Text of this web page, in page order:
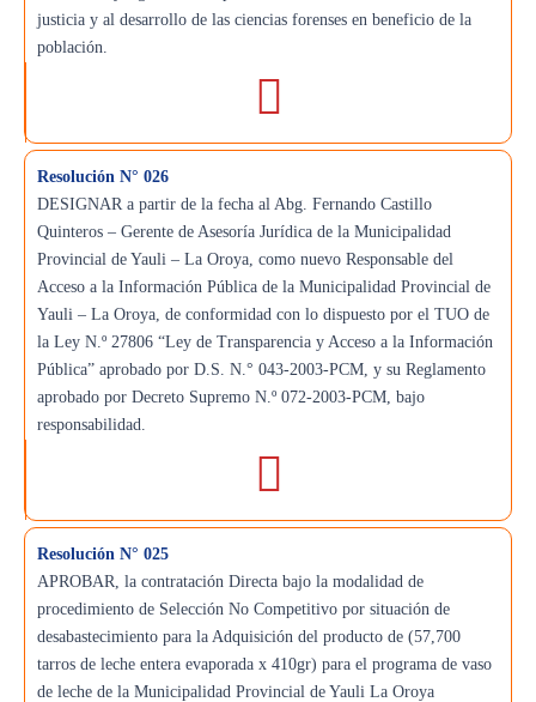
justicia y al desarrollo de las ciencias forenses en beneficio de la
población.
Resolución N° 026
DESIGNAR a partir de la fecha al Abg. Fernando Castillo
Quinteros – Gerente de Asesoría Jurídica de la Municipalidad
Provincial de Yauli – La Oroya, como nuevo Responsable del
Acceso a la Información Pública de la Municipalidad Provincial de
Yauli – La Oroya, de conformidad con lo dispuesto por el TUO de
la Ley N.º 27806 “Ley de Transparencia y Acceso a la Información
Pública” aprobado por D.S. N.° 043-2003-PCM, y su Reglamento
aprobado por Decreto Supremo N.º 072-2003-PCM, bajo
responsabilidad.
Resolución N° 025
APROBAR, la contratación Directa bajo la modalidad de
procedimiento de Selección No Competitivo por situación de
desabastecimiento para la Adquisición del producto de (57,700
tarros de leche entera evaporada x 410gr) para el programa de vaso
de leche de la Municipalidad Provincial de Yauli La Oroya